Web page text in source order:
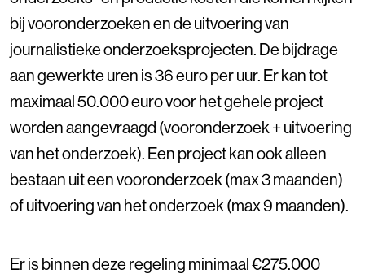
bij vooronderzoeken en de uitvoering van
journalistieke onderzoeksprojecten. De bijdrage
aan gewerkte uren is 36 euro per uur. Er kan tot
maximaal 50.000 euro voor het gehele project
worden aangevraagd (vooronderzoek + uitvoering
van het onderzoek). Een project kan ook alleen
bestaan uit een vooronderzoek (max 3 maanden)
of uitvoering van het onderzoek (max 9 maanden).
Er is binnen deze regeling minimaal €275.000